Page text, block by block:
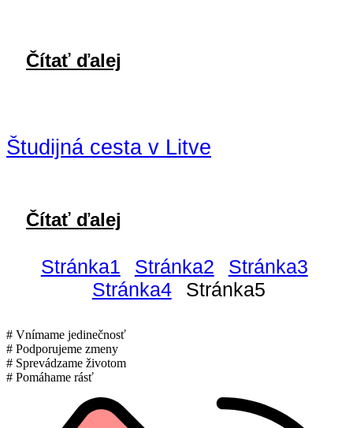
Čítať ďalej
Študijná cesta v Litve
Čítať ďalej
Stránka1 Stránka2 Stránka3
Stránka4 Stránka5
# Vnímame jedinečnosť
# Podporujeme zmeny
# Sprevádzame životom
# Pomáhame rásť